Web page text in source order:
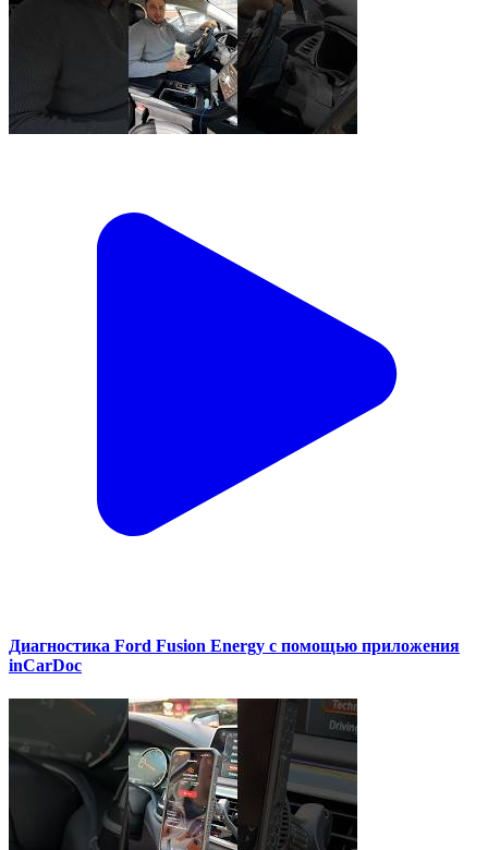
Диагностика Ford Fusion Energy с помощью приложения
inCarDoc